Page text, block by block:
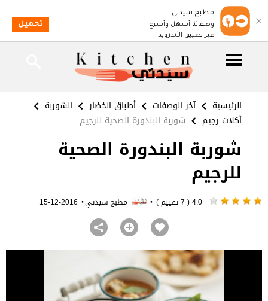
الرئيسية آخر الوصفات أطباق الخضار
الشوربة
أكلات رجيم
شوربة البندورة الصحية للرجيم
شوربة البندورة الصحية
للرجيم
· مطبخ سيدتي·
2016-12-15
مطبخ سيدتي
وصفاتنا أسهل وأسرع
عبر تطبيق الأندرويد
تحميل